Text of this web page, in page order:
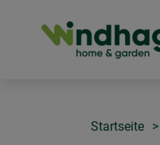
Startseite